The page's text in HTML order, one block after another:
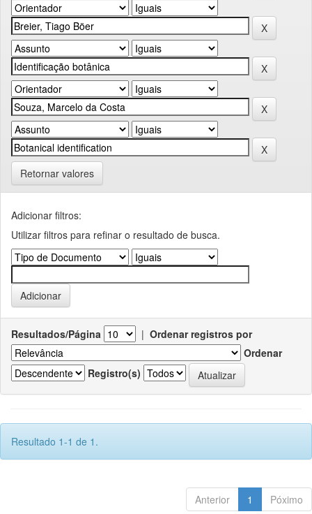
Retornar valores
Adicionar filtros:
Utilizar filtros para refinar o resultado de busca.
Resultados/Página | Ordenar registros por
Ordenar
Registro(s)
Resultado 1-1 de 1.
Anterior 1 Póximo